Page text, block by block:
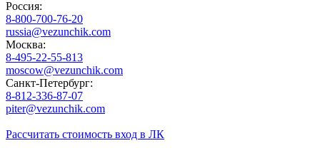
Россия:
8-800-700-76-20
russia@vezunchik.com
Москва:
8-495-22-55-813
moscow@vezunchik.com
Санкт-Петербург:
8-812-336-87-07
piter@vezunchik.com
Рассчитать стоимость вход в ЛК